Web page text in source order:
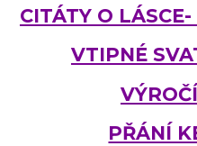
CITÁTY O
VTIPNÉ
PŘÁNÍ